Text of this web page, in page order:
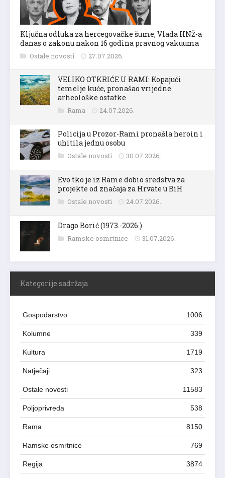
Ključna odluka za hercegovačke šume, Vlada HNŽ-a
danas o zakonu nakon 16 godina pravnog vakuuma
Ostale novosti 27.07.2026.
VELIKO OTKRIĆE U RAMI: Kopajući
temelje kuće, pronašao vrijedne
arheološke ostatke
Rama 24.07.2026.
Policija u Prozor-Rami pronašla heroin i
uhitila jednu osobu
Ostale novosti 30.07.2026.
Evo tko je iz Rame dobio sredstva za
projekte od značaja za Hrvate u BiH
Ostale novosti 24.07.2026.
Drago Borić (1973.-2026.)
Ramske osmrtnice 31.07.2026.
Kategorije sadržaja
Gospodarstvo 1006
Kolumne 339
Kultura 1719
Natječaji 323
Ostale novosti 11583
Poljoprivreda 538
Rama 8150
Ramske osmrtnice 769
Regija 3874